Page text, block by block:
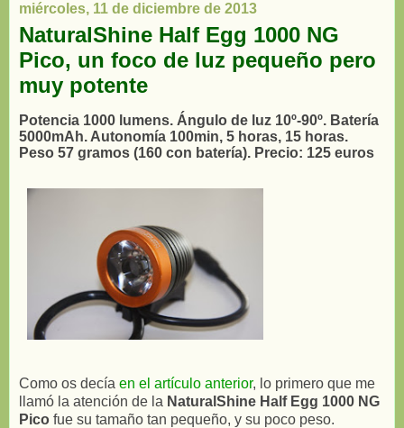
miércoles, 11 de diciembre de 2013
NaturalShine Half Egg 1000 NG
Pico, un foco de luz pequeño pero
muy potente
Potencia 1000 lumens. Ángulo de luz 10º-90º. Batería
5000mAh. Autonomía 100min, 5 horas, 15 horas.
Peso 57 gramos (160 con batería). Precio: 125 euros
Como os decía en el artículo anterior, lo primero que me
llamó la atención de la NaturalShine Half Egg 1000 NG
Pico fue su tamaño tan pequeño, y su poco peso.